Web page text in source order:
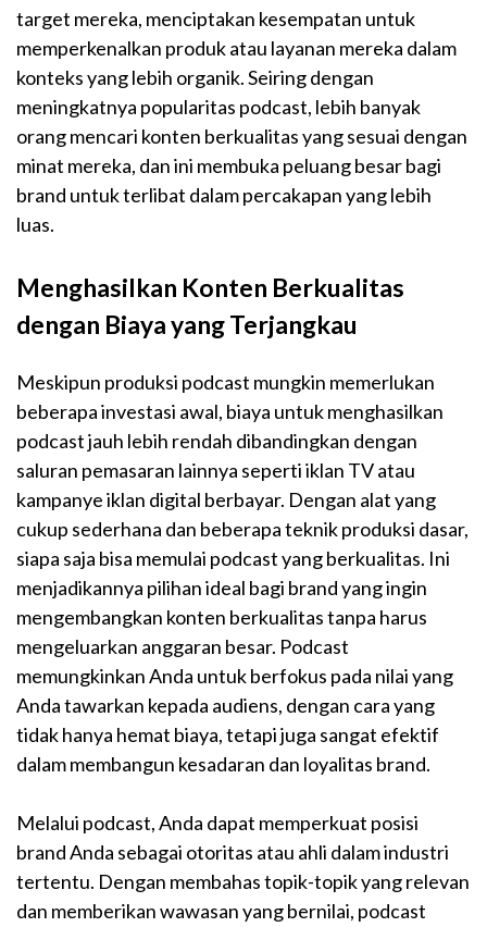
target mereka, menciptakan kesempatan untuk
memperkenalkan produk atau layanan mereka dalam
konteks yang lebih organik. Seiring dengan
meningkatnya popularitas podcast, lebih banyak
orang mencari konten berkualitas yang sesuai dengan
minat mereka, dan ini membuka peluang besar bagi
brand untuk terlibat dalam percakapan yang lebih
luas.
Menghasilkan Konten Berkualitas
dengan Biaya yang Terjangkau
Meskipun produksi podcast mungkin memerlukan
beberapa investasi awal, biaya untuk menghasilkan
podcast jauh lebih rendah dibandingkan dengan
saluran pemasaran lainnya seperti iklan TV atau
kampanye iklan digital berbayar. Dengan alat yang
cukup sederhana dan beberapa teknik produksi dasar,
siapa saja bisa memulai podcast yang berkualitas. Ini
menjadikannya pilihan ideal bagi brand yang ingin
mengembangkan konten berkualitas tanpa harus
mengeluarkan anggaran besar. Podcast
memungkinkan Anda untuk berfokus pada nilai yang
Anda tawarkan kepada audiens, dengan cara yang
tidak hanya hemat biaya, tetapi juga sangat efektif
dalam membangun kesadaran dan loyalitas brand.
Melalui podcast, Anda dapat memperkuat posisi
brand Anda sebagai otoritas atau ahli dalam industri
tertentu. Dengan membahas topik-topik yang relevan
dan memberikan wawasan yang bernilai, podcast